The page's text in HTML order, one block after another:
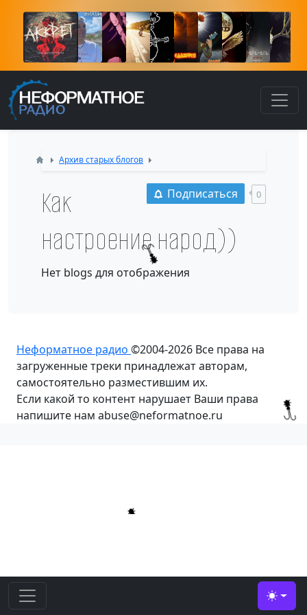
Архив старых блогов
Подписаться 0
Как
настроение народ))
Нет blogs для отображения
Неформатное радио ©2004-2026 Все права на
загруженные треки принадлежат авторам,
самостоятельно разместившим их.
Если какой то контент нарушает Ваши права
напишите нам abuse@neformatnoe.ru